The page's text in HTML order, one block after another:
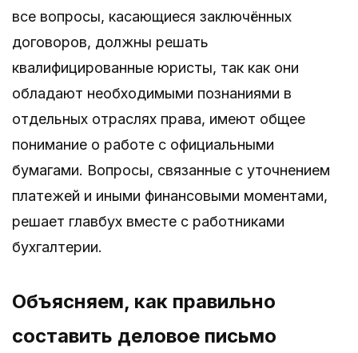
все вопросы, касающиеся заключённых
договоров, должны решать
квалифицированные юристы, так как они
обладают необходимыми познаниями в
отдельных отраслях права, имеют общее
понимание о работе с официальными
бумагами. Вопросы, связанные с уточнением
платежей и иными финансовыми моментами,
решает главбух вместе с работниками
бухгалтерии.
Объясняем, как правильно
составить деловое письмо